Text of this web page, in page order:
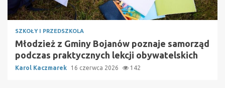
SZKOŁY I PRZEDSZKOLA
Młodzież z Gminy Bojanów poznaje samorząd
podczas praktycznych lekcji obywatelskich
Karol Kaczmarek 16 czerwca 2026 142